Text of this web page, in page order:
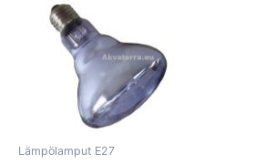
Lämpölamput E27